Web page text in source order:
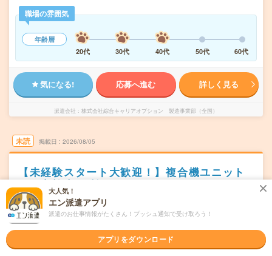
職場の雰囲気
年齢層
20代
30代 40代 50代 60代
気になる! 応募へ進む 詳しく見る
派遣会社 株式会社綜合キャリアオプション 製造事業部（全国）
未読 掲載日 2026/08/05
【未経験スタート大歓迎！】複合機ユニット
の組立検査/日払いOK
職種未経験OK 交通費別途支給あり
派遣
宮城県柴田郡
槻木駅から徒歩20分
大人気！
エン派遣アプリ
派遣のお仕事情報がたくさん！プッシュ通知で受け取ろう！
アプリをダウンロード